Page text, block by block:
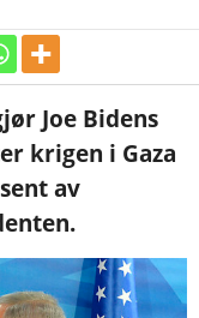
Joe Bidens
krigen i Gaza
av